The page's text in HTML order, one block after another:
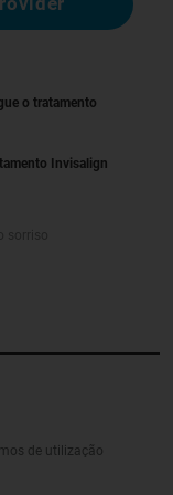
o tratamento
Invisalign
de utilização